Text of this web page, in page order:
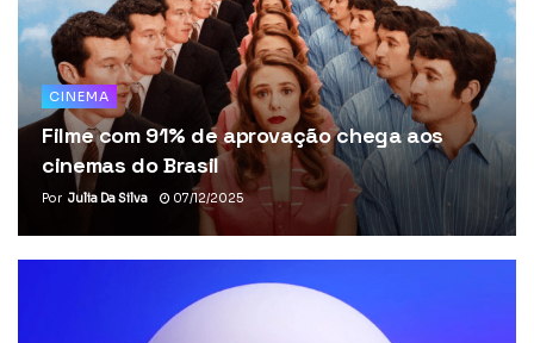
CINEMA
Filme com 91% de aprovação chega aos
cinemas do Brasil
Por Julia Da Silva 07/12/2025